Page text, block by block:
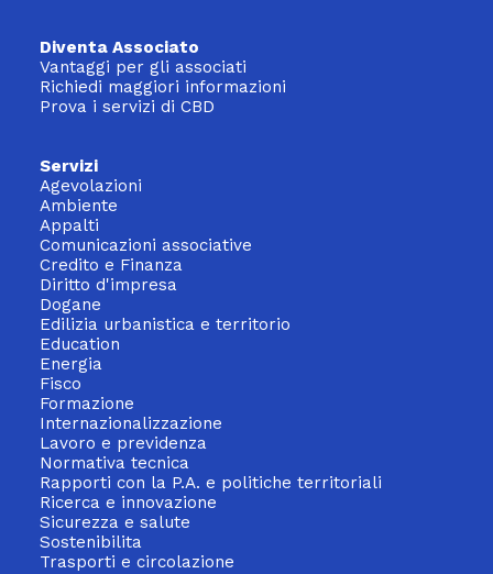
Diventa Associato
Vantaggi per gli associati
Richiedi maggiori informazioni
Prova i servizi di CBD
Servizi
Agevolazioni
Ambiente
Appalti
Comunicazioni associative
Credito e Finanza
Diritto d'impresa
Dogane
Edilizia urbanistica e territorio
Education
Energia
Fisco
Formazione
Internazionalizzazione
Lavoro e previdenza
Normativa tecnica
Rapporti con la P.A. e politiche territoriali
Ricerca e innovazione
Sicurezza e salute
Sostenibilita
Trasporti e circolazione